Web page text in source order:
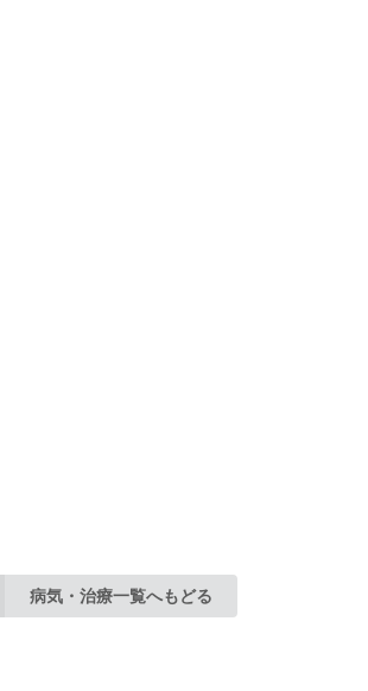
病気・治療一覧へもどる